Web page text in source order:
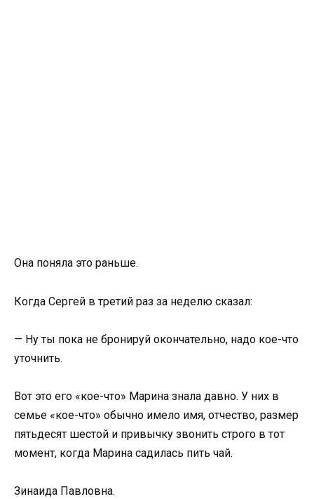
Она поняла это раньше.
Когда Сергей в третий раз за неделю сказал:
— Ну ты пока не бронируй окончательно, надо кое-что
уточнить.
Вот это его «кое-что» Марина знала давно. У них в
семье «кое-что» обычно имело имя, отчество, размер
пятьдесят шестой и привычку звонить строго в тот
момент, когда Марина садилась пить чай.
Зинаида Павловна.